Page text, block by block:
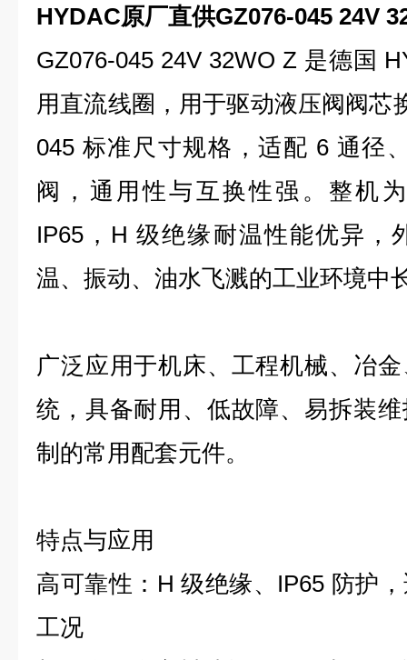
HYDAC原厂直供GZ076-045 24V
GZ076-045 24V 32WO Z 是德国
用直流线圈，用于驱动液压阀阀芯
045 标准尺寸规格，适配 6 通径
阀，通用性与互换性强。整机
IP65，H 级绝缘耐温性能优异，
温、振动、油水飞溅的工业环境中
广泛应用于机床、工程机械、冶
统，具备耐用、低故障、易拆装
制的常用配套元件。
特点与应用
高可靠性：H 级绝缘、IP65 防护
工况